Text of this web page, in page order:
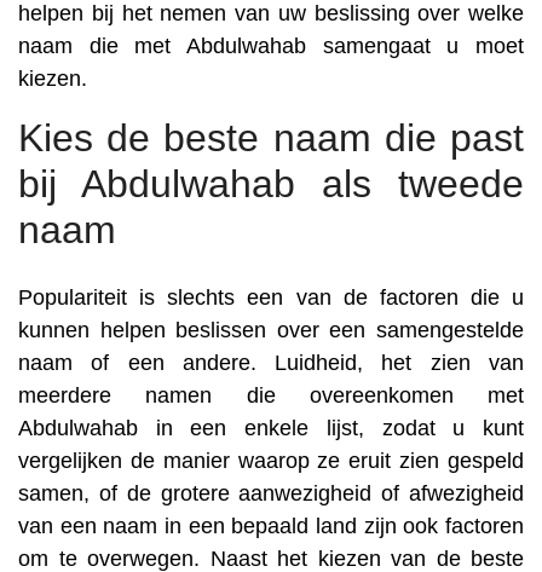
helpen bij het nemen van uw beslissing over welke
naam die met Abdulwahab samengaat u moet
kiezen.
Kies de beste naam die past
bij Abdulwahab als tweede
naam
Populariteit is slechts een van de factoren die u
kunnen helpen beslissen over een samengestelde
naam of een andere. Luidheid, het zien van
meerdere namen die overeenkomen met
Abdulwahab in een enkele lijst, zodat u kunt
vergelijken de manier waarop ze eruit zien gespeld
samen, of de grotere aanwezigheid of afwezigheid
van een naam in een bepaald land zijn ook factoren
om te overwegen. Naast het kiezen van de beste